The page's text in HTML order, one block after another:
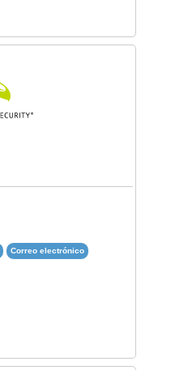
Correo electrónico